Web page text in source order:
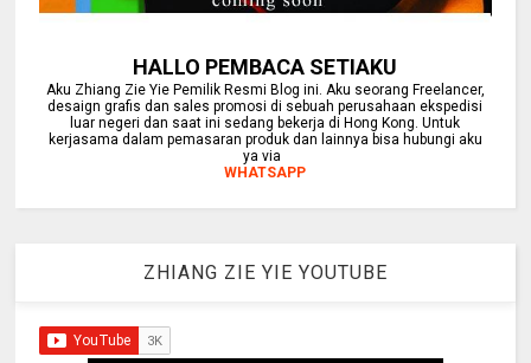
HALLO PEMBACA SETIAKU
Aku Zhiang Zie Yie Pemilik Resmi Blog ini. Aku seorang Freelancer,
desaign grafis dan sales promosi di sebuah perusahaan ekspedisi
luar negeri dan saat ini sedang bekerja di Hong Kong. Untuk
kerjasama dalam pemasaran produk dan lainnya bisa hubungi aku
ya via
WHATSAPP
ZHIANG ZIE YIE YOUTUBE